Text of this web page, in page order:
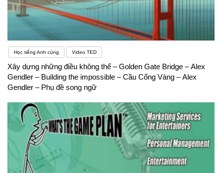
Học tiếng Anh cùng Video TED
Xây dựng những điều không thể – Golden Gate Bridge – Alex
Gendler – Building the impossible – Cầu Cổng Vàng – Alex
Gendler – Phụ đề song ngữ